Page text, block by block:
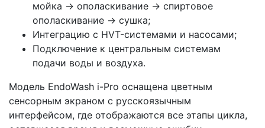
мойка → ополаскивание → спиртовое
ополаскивание → сушка;
Интеграцию с HVT-системами и насосами;
Подключение к центральным системам
подачи воды и воздуха.
Модель EndoWash i-Pro оснащена цветным
сенсорным экраном с русскоязычным
интерфейсом, где отображаются все этапы цикла,